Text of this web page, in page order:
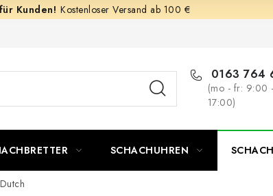
Kostenloser Versand ab 100 €
0163 764
(mo - fr: 9:00
17:00)
SCHACHUHREN